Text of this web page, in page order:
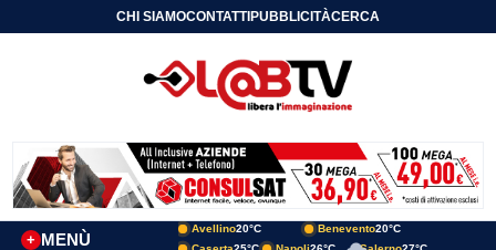
CHI SIAMOCONTATTIPUBBLICITÀCERCA
MENÙ
+
Avellino20°C Benevento20°C